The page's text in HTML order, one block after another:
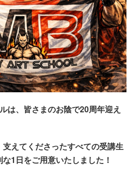
は、皆さまのお陰で20周年迎え
えてくださったすべての受講生
1日をご用意いたしました！